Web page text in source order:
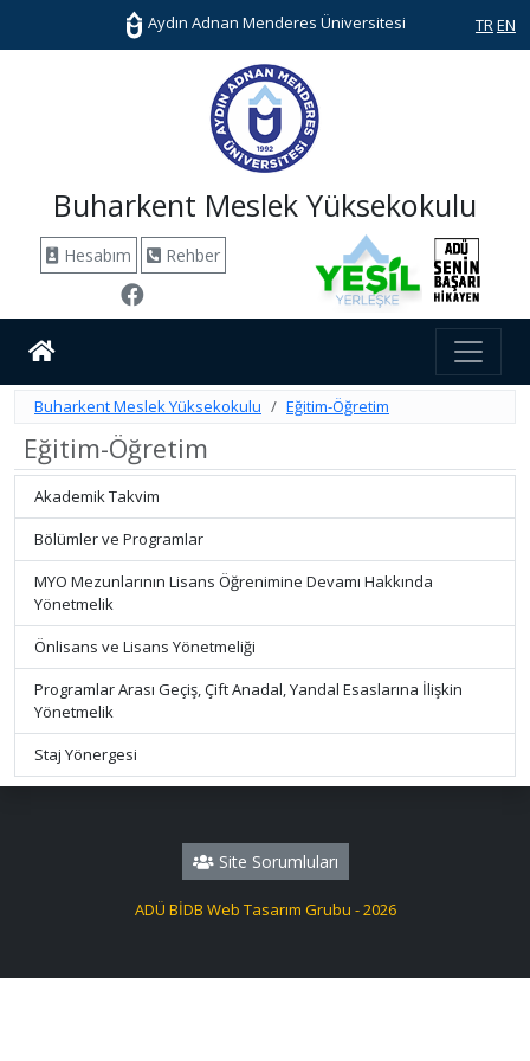
Aydın Adnan Menderes Üniversitesi TR EN
Buharkent Meslek Yüksekokulu
Hesabım Rehber
Buharkent Meslek Yüksekokulu Eğitim-Öğretim
Eğitim-Öğretim
Akademik Takvim
Bölümler ve Programlar
MYO Mezunlarının Lisans Öğrenimine Devamı Hakkında
Yönetmelik
Önlisans ve Lisans Yönetmeliği
Programlar Arası Geçiş, Çift Anadal, Yandal Esaslarına İlişkin
Yönetmelik
Staj Yönergesi
Site Sorumluları
ADÜ BİDB Web Tasarım Grubu - 2026